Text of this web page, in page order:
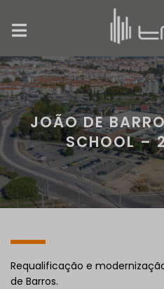
JOÃO DE
SCHOOL –
Requalificação e
de Barros.